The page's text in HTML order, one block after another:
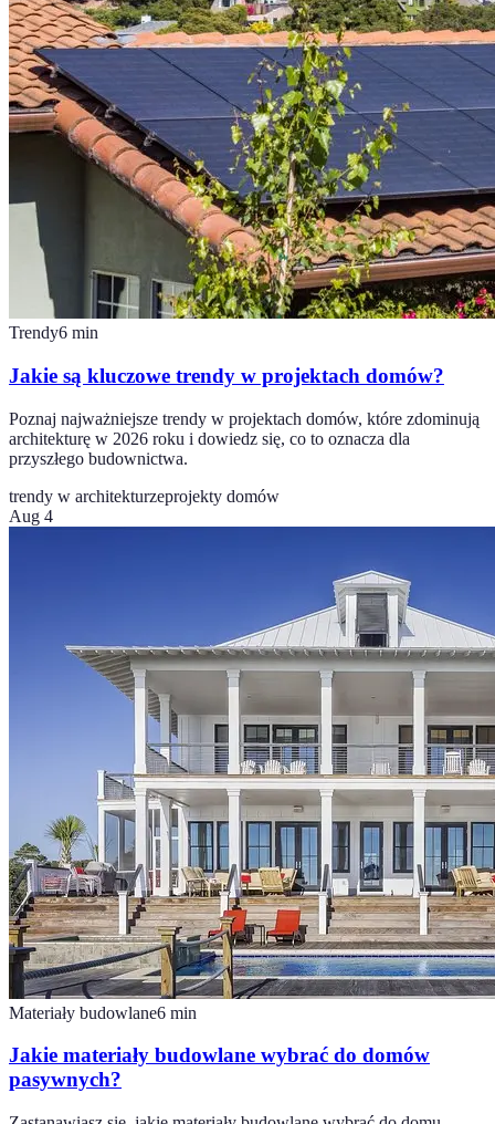
Trendy6 min
Jakie są kluczowe trendy w projektach domów?
Poznaj najważniejsze trendy w projektach domów, które zdominują
architekturę w 2026 roku i dowiedz się, co to oznacza dla
przyszłego budownictwa.
trendy w architekturzeprojekty domów
Aug 4
Materiały budowlane6 min
Jakie materiały budowlane wybrać do domów
pasywnych?